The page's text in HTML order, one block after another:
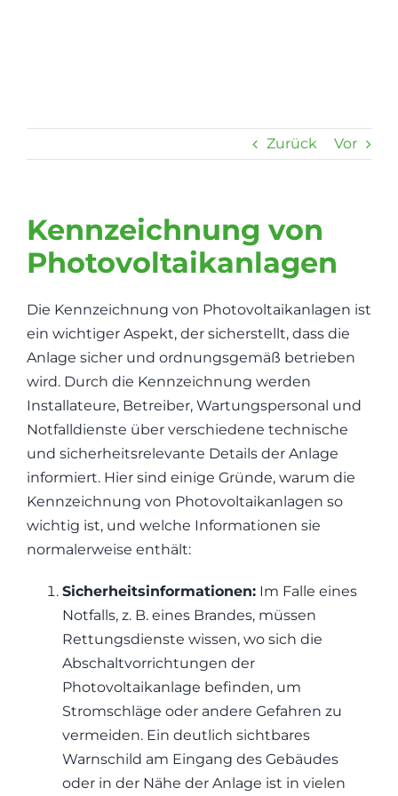
Zurück Vor
Kennzeichnung von
Photovoltaikanlagen
Die Kennzeichnung von Photovoltaikanlagen ist
ein wichtiger Aspekt, der sicherstellt, dass die
Anlage sicher und ordnungsgemäß betrieben
wird. Durch die Kennzeichnung werden
Installateure, Betreiber, Wartungspersonal und
Notfalldienste über verschiedene technische
und sicherheitsrelevante Details der Anlage
informiert. Hier sind einige Gründe, warum die
Kennzeichnung von Photovoltaikanlagen so
wichtig ist, und welche Informationen sie
normalerweise enthält:
Sicherheitsinformationen: Im Falle eines
Notfalls, z. B. eines Brandes, müssen
Rettungsdienste wissen, wo sich die
Abschaltvorrichtungen der
Photovoltaikanlage befinden, um
Stromschläge oder andere Gefahren zu
vermeiden. Ein deutlich sichtbares
Warnschild am Eingang des Gebäudes
oder in der Nähe der Anlage ist in vielen